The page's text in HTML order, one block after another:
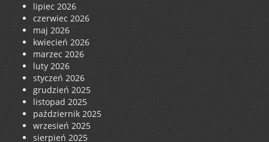
lipiec 2026
czerwiec 2026
maj 2026
kwiecień 2026
marzec 2026
luty 2026
styczeń 2026
grudzień 2025
listopad 2025
październik 2025
wrzesień 2025
sierpień 2025